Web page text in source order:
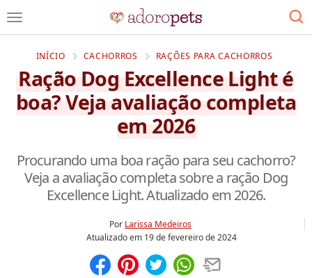
INÍCIO CACHORROS RAÇÕES PARA CACHORROS
Ração Dog Excellence Light é
boa? Veja avaliação completa
em 2026
Procurando uma boa ração para seu cachorro?
Veja a avaliação completa sobre a ração Dog
Excellence Light. Atualizado em 2026.
Por Larissa Medeiros
Atualizado em 19 de fevereiro de 2024